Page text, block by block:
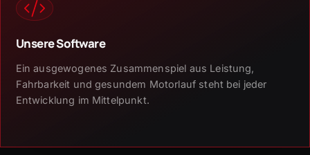
Unsere Software
Ein ausgewogenes Zusammenspiel aus Leistung,
Fahrbarkeit und gesundem Motorlauf steht bei jeder
Entwicklung im Mittelpunkt.